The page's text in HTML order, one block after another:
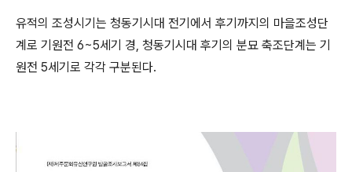
유적의 조성시기는 청동기시대 전기에서 후기까지의 마을조성단
계로 기원전 6~5세기 경, 청동기시대 후기의 분묘 축조단계는 기
원전 5세기로 각각 구분된다.